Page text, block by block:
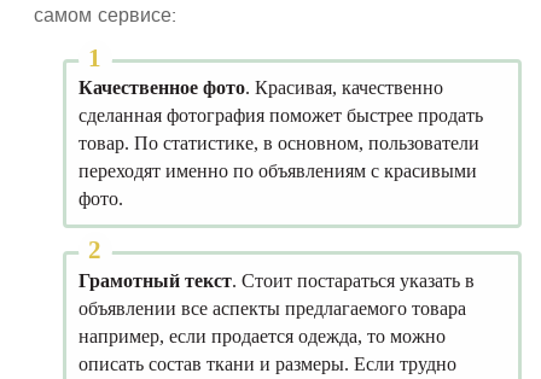
самом сервисе:
Качественное фото. Красивая, качественно
сделанная фотография поможет быстрее продать
товар. По статистике, в основном, пользователи
переходят именно по объявлениям с красивыми
фото.
Грамотный текст. Стоит постараться указать в
объявлении все аспекты предлагаемого товара
например, если продается одежда, то можно
описать состав ткани и размеры. Если трудно